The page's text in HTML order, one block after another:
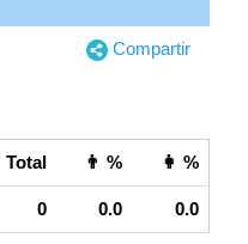
Compartir
Total 👨 % 👩 %
0 0.0 0.0